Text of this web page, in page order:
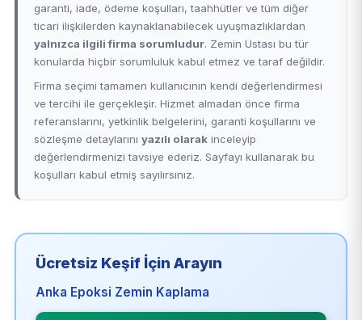
garanti, iade, ödeme koşulları, taahhütler ve tüm diğer
ticari ilişkilerden kaynaklanabilecek uyuşmazlıklardan
yalnızca ilgili firma sorumludur. Zemin Ustası bu tür
konularda hiçbir sorumluluk kabul etmez ve taraf değildir.
Firma seçimi tamamen kullanıcının kendi değerlendirmesi
ve tercihi ile gerçekleşir. Hizmet almadan önce firma
referanslarını, yetkinlik belgelerini, garanti koşullarını ve
sözleşme detaylarını yazılı olarakinceleyip
değerlendirmenizi tavsiye ederiz. Sayfayı kullanarak bu
koşulları kabul etmiş sayılırsınız.
Ücretsiz Keşif İçin Arayın
Anka Epoksi Zemin Kaplama